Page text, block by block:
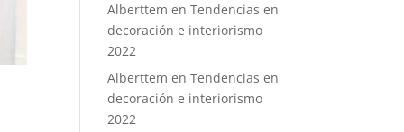
Alberttem enTendencias en
decoración e interiorismo
2022
Alberttem enTendencias en
decoración e interiorismo
2022